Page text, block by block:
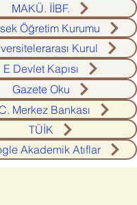
MAKÜ. İİBF.
Öğretim Kurumu
Kurul
E Devlet Kapısı
Gazete Oku
Merkez Bankası
TÜİK
Akademik Atıflar